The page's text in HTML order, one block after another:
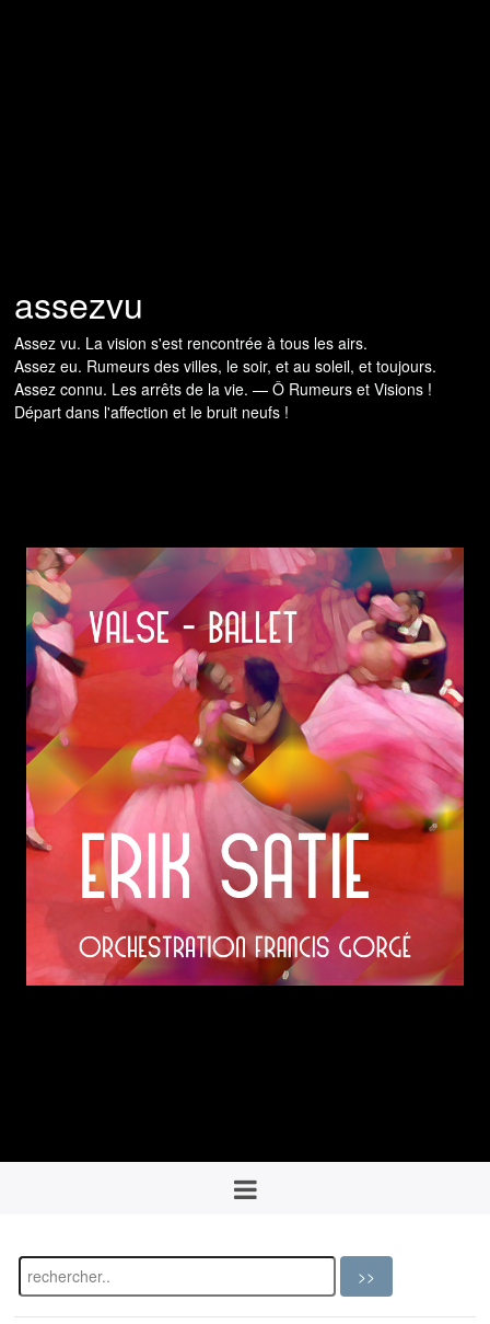
assezvu
Assez vu. La vision s'est rencontrée à tous les airs.
Assez eu. Rumeurs des villes, le soir, et au soleil, et toujours.
Assez connu. Les arrêts de la vie. — Ô Rumeurs et Visions !
Départ dans l'affection et le bruit neufs !